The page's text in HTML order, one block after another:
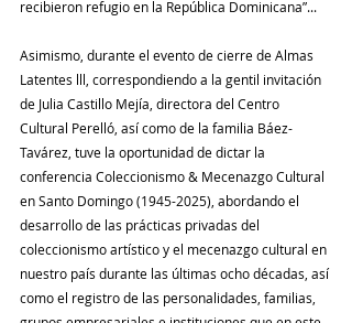
recibieron refugio en la República Dominicana”...
Asimismo, durante el evento de cierre de Almas
Latentes lll, correspondiendo a la gentil invitación
de Julia Castillo Mejía, directora del Centro
Cultural Perelló, así como de la familia Báez-
Tavárez, tuve la oportunidad de dictar la
conferencia Coleccionismo & Mecenazgo Cultural
en Santo Domingo (1945-2025), abordando el
desarrollo de las prácticas privadas del
coleccionismo artístico y el mecenazgo cultural en
nuestro país durante las últimas ocho décadas, así
como el registro de las personalidades, familias,